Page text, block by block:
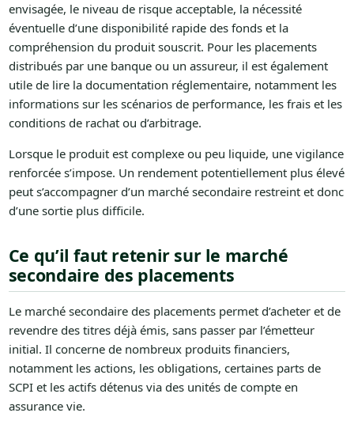
envisagée, le niveau de risque acceptable, la nécessité
éventuelle d’une disponibilité rapide des fonds et la
compréhension du produit souscrit. Pour les placements
distribués par une banque ou un assureur, il est également
utile de lire la documentation réglementaire, notamment les
informations sur les scénarios de performance, les frais et les
conditions de rachat ou d’arbitrage.
Lorsque le produit est complexe ou peu liquide, une vigilance
renforcée s’impose. Un rendement potentiellement plus élevé
peut s’accompagner d’un marché secondaire restreint et donc
d’une sortie plus difficile.
Ce qu’il faut retenir sur le marché
secondaire des placements
Le marché secondaire des placements permet d’acheter et de
revendre des titres déjà émis, sans passer par l’émetteur
initial. Il concerne de nombreux produits financiers,
notamment les actions, les obligations, certaines parts de
SCPI et les actifs détenus via des unités de compte en
assurance vie.